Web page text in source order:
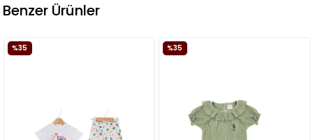
Benzer Ürünler
%35 %35